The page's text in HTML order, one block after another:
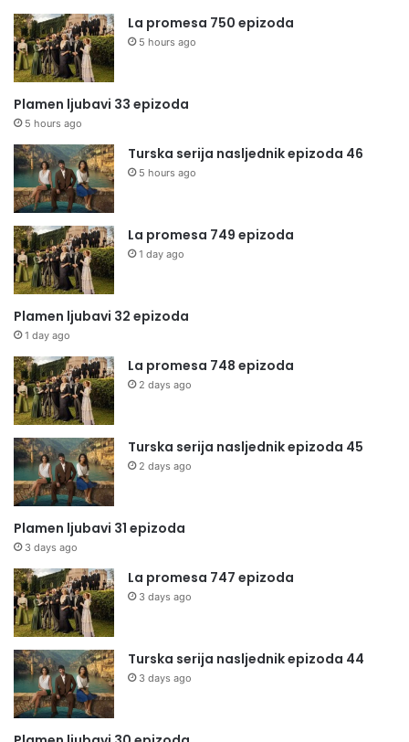
La promesa 750 epizoda
5 hours ago
Plamen ljubavi 33 epizoda
5 hours ago
Turska serija nasljednik epizoda 46
5 hours ago
La promesa 749 epizoda
1 day ago
Plamen ljubavi 32 epizoda
1 day ago
La promesa 748 epizoda
2 days ago
Turska serija nasljednik epizoda 45
2 days ago
Plamen ljubavi 31 epizoda
3 days ago
La promesa 747 epizoda
3 days ago
Turska serija nasljednik epizoda 44
3 days ago